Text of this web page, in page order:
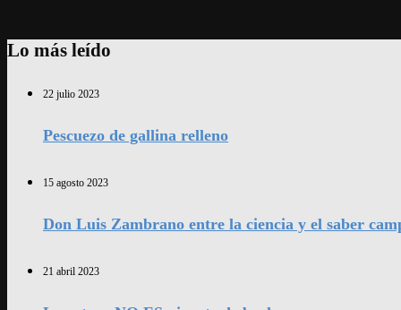
Lo más leído
22 julio 2023
Pescuezo de gallina relleno
15 agosto 2023
Don Luis Zambrano entre la ciencia y el saber
21 abril 2023